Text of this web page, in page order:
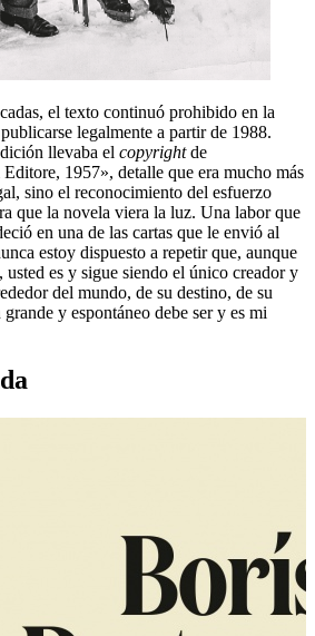
el texto continuó prohibido en la
legalmente a partir de 1988.
llevaba el copyrightde
1957», detalle que era mucho más
sino el reconocimiento del esfuerzo
que la novela viera la luz. Una labor que
en una de las cartas que le envió al
estoy dispuesto a repetir que, aunque
es y sigue siendo el único creador y
del mundo, de su destino, de su
y espontáneo debe ser y es mi